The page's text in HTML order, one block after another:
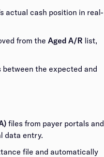
actual cash position in real-
Aged A/R​​​​‌ ‍ ​‍​‍‌‍ ‌ ​‍‌‍‍‌‌‍‌ ‌‍‍‌‌‍ ‍​‍​‍​ ‍‍​‍​‍‌ ​ ‌‍​‌‌‍ ‍‌‍‍‌‌ ‌​‌ ‍‌​‍ ‍‌‍‍‌‌‍ ​‍​‍​‍ ​​‍​‍‌‍‍​‌ ​‍‌‍‌‌‌‍‌‍​‍​‍​ ‍‍​‍​‍‌‍‍​‌ ‌​‌ ‌​‌ ​​​ ‍‍​‍ ​‍ ‌‍ ​‌‍ ‌‍​ ‌‍​‌‌‍ ​‌‍‍​‌‍ ‌ ​ ‌ ‌​​ ‍‍​ ​ ​ ​ ​ ​ ​ ​ ​‍ ‌‍‍‌‌‍ ‍‌ ‌​‌‍‌‌‌‍ ‍‌ ‌​​‍ ‌‍‌‌‌‍‌​‌‍‍‌‌ ‌​​‍ ‌‍ ‌‌‍ ‌‍‌​‌‍‌‌​ ‌‌ ​​‌ ​‍‌‍‌‌‌ ​ ‌‍‌‌‌‍ ‍‌ ‌​‌‍​‌‌ ‌​‌‍‍‌‌‍ ‌‍ ‍​ ‍ ‌‍‍‌‌‍‌​​ ‌​ ‍‌​ ‌‌​ ​‌‌‍‌‍​ ​​‌‍‌‍​ ‍‌​ ‍​​‍ ‌​ ‌‌​ ‌‍​ ‍​‌‍‌​​‍ ‌​ ‌​​ ‍​‌‍​ ​ ‌​​‍ ‌‌‍​‍​ ​​‌‍‌‌‌‍​ ​‍ ‌‌‍‌‍‌‍‌‌​ ‌​​ ‍‌​ ‍‌‌‍​‍‌‍‌‍​ ​‌‌‍​‍​ ‌‍​ ‌​​ ‌ ​ ‍ ‌ ‌​‌ ‍‌‌ ​​‌‍‌‌​ ‌‌‍‌ ‌‍ ​‌‍ ‌ ​ ‌ ​ ‌‍​‌‌ ​‍‌ ‍‌‌‌‌​‌‍‌‌‌ ​‍‌‍ ‌​ ‍ ‌ ​​‌‍​‌‌ ‌​‌‍‍​​ ‌‌‍‌​‌‍‌‌‌‍‌‍‌‍‍‌‌‍ ‍‌‍‍‌‌ ‌​‌‍‍‌‌‍ ‌‍ ‍​‍‌‌​ ‌‌‌​​‍‌‌ ‌‍‍ ‌‍‌‌‌ ‍‌​‍‌‌​ ​ ‌​‌​​‍‌‌​ ​ ‌​‌​​‍‌‌​ ​‍​ ​‍​ ‌​‌‍‌​‌‍​ ​ ‌‌​ ​ ‌‍​‍​ ‍‌‌‍‌‌​ ​‌​ ‍​​ ​​​ ​‍​‍‌‌​ ​‍​ ​‍​‍‌‌​ ‌‌‌​‌​​‍ ‍‌‍​ ‌‍‍​‌‍‍‌‌‍ ​‌‍‌​‌ ​‍‌‍‌‌‌‍ ‍​‍‌‌​ ‌‌‌​​‍‌‌ ‌‍‍ ‌‍‌‌‌ ‍‌​‍‌‌​ ​ ‌​‌​​‍‌‌​ ​ ‌​‌​​‍‌‌​ ​‍​ ​‍​ ‍​‌‍​ ​ ‍‌​ ​‍​ ‌‌‌‍‌​​ ‌‍‌‍‌‍​ ‌ ‌‍​‌‌‍​‍​ ​‍​‍‌‌​ ​‍​ ​‍​‍‌‌​ ‌‌‌​‌​​‍ ‍‌ ‌​‌‍‌‌‌ ‍​‌ ‌​​ ‌‍​‍‌‍​‌‌ ​ ‌‍‌‌‌‌‌‌‌ ​‍‌‍ ​​ ‌‌‍‍​‌ ‌​‌ ‌​‌ ​​​‍‌‌​ ​ ‌​​‌​‍‌‌​ ​‍‌​‌‍​‍‌‌​ ​‍‌​‌‍‌‍ ​‌‍ ‌‍​ ‌‍​‌‌‍ ​‌‍‍​‌‍ ‌ ​ ‌ ‌​​‍‌‌​ ​ ‌​​‌​ ​ ​ ​ ​ ​ ​ ​ ​‍‌‍‌‍‍‌‌‍‌​​ ‌​ ‍‌​ ‌‌​ ​‌‌‍‌‍​ ​​‌‍‌‍​ ‍‌​ ‍​​‍ ‌​ ‌‌​ ‌‍​ ‍​‌‍‌​​‍ ‌​ ‌​​ ‍​‌‍​ ​ ‌​​‍ ‌‌‍​‍​ ​​‌‍‌‌‌‍​ ​‍ ‌‌‍‌‍‌‍‌‌​ ‌​​ ‍‌​ ‍‌‌‍​‍‌‍‌‍​ ​‌‌‍​‍​ ‌‍​ ‌​​ ‌ ​‍‌‍‌ ‌​‌ ‍‌‌ ​​‌‍‌‌​ ‌‌‍‌ ‌‍ ​‌‍ ‌ ​ ‌ ​ ‌‍​‌‌ ​‍‌ ‍‌‌‌‌​‌‍‌‌‌ ​‍‌‍ ‌​‍‌‍‌ ​​‌‍​‌‌ ‌​‌‍‍​​ ‌‌‍‌​‌‍‌‌‌‍‌‍‌‍‍‌‌‍ ‍‌‍‍‌‌ ‌​‌‍‍‌‌‍ ‌‍ ‍​‍‌‌​ ‌‌‌​​‍‌‌ ‌‍‍ ‌‍‌‌‌ ‍‌​‍‌‌​ ​ ‌​‌​​‍‌‌​ ​ ‌​‌​​‍‌‌​ ​‍​ ​‍​ ‌​‌‍‌​‌‍​ ​ ‌‌​ ​ ‌‍​‍​ ‍‌‌‍‌‌​ ​‌​ ‍​​ ​​​ ​‍​‍‌‌​ ​‍​ ​‍​‍‌‌​ ‌‌‌​‌​​‍ ‍‌‍​ ‌‍‍​‌‍‍‌‌‍ ​‌‍‌​‌ ​‍‌‍‌‌‌‍ ‍​‍‌‌​ ‌‌‌​​‍‌‌ ‌‍‍ ‌‍‌‌‌ ‍‌​‍‌‌​ ​ ‌​‌​​‍‌‌​ ​ ‌​‌​​‍‌‌​ ​‍​ ​‍​ ‍​‌‍​ ​ ‍‌​ ​‍​ ‌‌‌‍‌​​ ‌‍‌‍‌‍​ ‌ ‌‍​‌‌‍​‍​ ​‍​‍‌‌​ ​‍​ ​‍​‍‌‌​ ‌‌‌​‌​​‍ ‍‌ ‌​‌‍‌‌‌ ‍​‌ ‌​​‍‌‍‌ ​​‌‍‌‌‌ ​‍‌ ​ ‌ ​​‌‍‌‌‌‍​ ‌ ‌​‌‍‍‌‌ ‌‍‌‍‌‌​ ‌‌ ​​‌ ‌‌‌‍​‍‌‍ ​‌‍‍‌‌ ​ ‌‍‍​‌‍‌‌‌‍‌​​‍​‍‌ ‌ list,
the expected and
files from payer portals and
file and automatically